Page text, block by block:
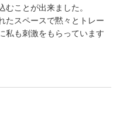
むことが出来ました。
たスペースで黙々とトレー
私も刺激をもらっています